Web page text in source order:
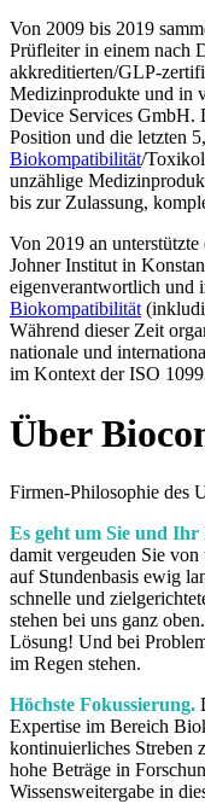
Von 2009 bis 2019
Prüfleiter in einem nach
akkreditierten/GLP-
Medizinprodukte und in
Device Services GmbH.
Position und die letzten
Biokompatibilität/
unzählige
bis zur Zulassung,
Von 2019 an unterstützte
Johner Institut in
eigenverantwortlich und
Biokompatibilität
Während dieser Zeit
nationale und
im Kontext der ISO
Über
Firmen-Philosophie des
Es geht um Sie und
damit vergeuden Sie von
auf Stundenbasis ewig
schnelle und
stehen bei uns ganz
Lösung! Und bei
im Regen stehen.
Höchste Fokussierung.
Expertise im Bereich
kontinuierliches Streben
hohe Beträge in
Wissensweitergabe in